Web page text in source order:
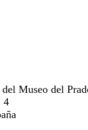
Museo del
4